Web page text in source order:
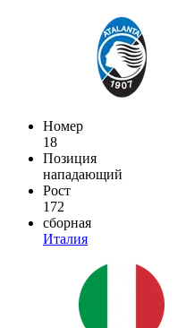
Номер
18
Позиция
нападающий
Рост
172
сборная
Италия